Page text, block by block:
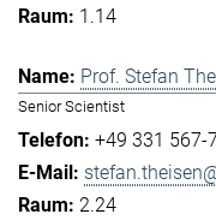
1.14
Prof. Stefan
Senior Scientist
+49 331 567-
2.24